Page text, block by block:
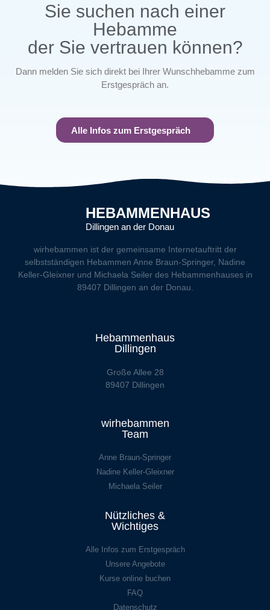
Sie suchen nach einer
Hebamme
der Sie vertrauen können?
Dann melden Sie sich direkt bei Ihrer Wunschhebamme zum
Erstgespräch an.
Alle Infos zum Erstgespräch
HEBAMMENHAUS
Dillingen an der Donau
wirhebammen ist der gemeinsame Internetauftritt der
selbstständigen Hebammen Anne Braun-Springer, Nadine
Keller-Gleixner und Michaela Seiler des Hebammenhauses in
89407 Dillingen an der Donau.
Hebammenhaus
Dillingen
Große Allee 28
89407 Dillingen
wirhebammen
Team
Anne Braun-Springer
Nadine Keller-Gleixner
Michaela Seiler
Nützliches &
Wichtiges
Alle Infos zum Erstgespräch
Unsere Angebote
Kurse online buchen
FAQ
Datenschutz